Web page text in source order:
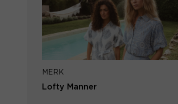
MERK
Lofty Manner